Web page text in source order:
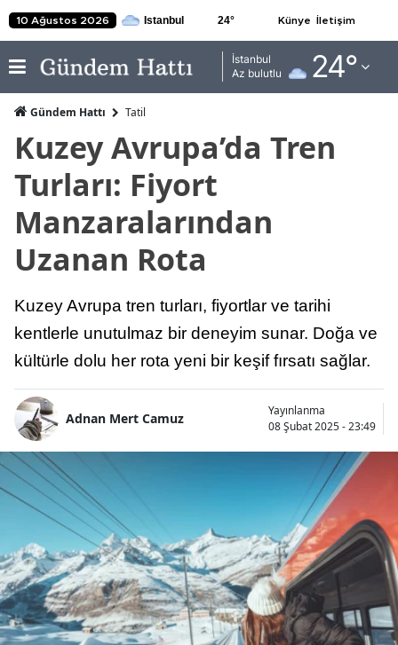
10 Ağustos 2026 24° Künye İletişim
İstanbul
Az bulutlu
24°
Adana
Adıyaman
Ağrı
Ankara
Artvin
Aydın
Bilecik
Bingöl
Burdur
Bursa
Çanakkale
Gündem Hattı Tatil
Kuzey Avrupa’da Tren
Turları: Fiyort
Manzaralarından
Uzanan Rota
Kuzey Avrupa tren turları, fiyortlar ve tarihi
kentlerle unutulmaz bir deneyim sunar. Doğa ve
kültürle dolu her rota yeni bir keşif fırsatı sağlar.
Adnan Mert Camuz
Yayınlanma
08 Şubat 2025 - 23:49